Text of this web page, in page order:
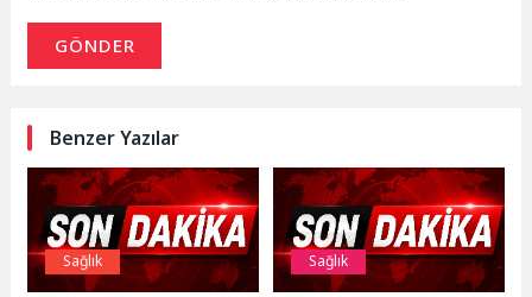
GÖNDER
Benzer Yazılar
Sağlık Sağlık